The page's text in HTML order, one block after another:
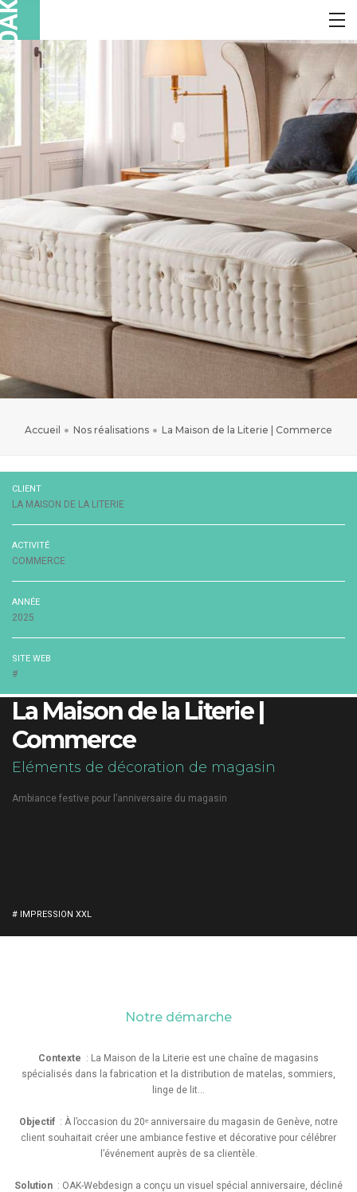
Accueil Nos réalisations La Maison de la Literie | Commerce
CLIENT
LA MAISON DE LA LITERIE
ACTIVITÉ
COMMERCE
ANNÉE
2025
SITE WEB
#
La Maison de la Literie |
Commerce
Eléments de décoration de magasin
Ambiance festive pour l’anniversaire du magasin
# IMPRESSION XXL
Notre démarche
Contexte : La Maison de la Literie est une chaîne de magasins
spécialisés dans la fabrication et la distribution de matelas, sommiers,
linge de lit…
Objectif : À l’occasion du 20ᵉ anniversaire du magasin de Genève, notre
client souhaitait créer une ambiance festive et décorative pour célébrer
l’événement auprès de sa clientèle.
Solution : OAK-Webdesign a conçu un visuel spécial anniversaire, décliné